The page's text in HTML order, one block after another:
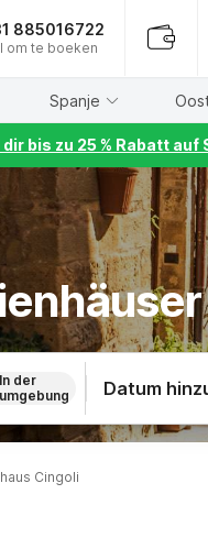
885016722
om te boeken
Spanje
dir bis zu 25 % Rabatt
In der
umgebung
Datum
Cingoli